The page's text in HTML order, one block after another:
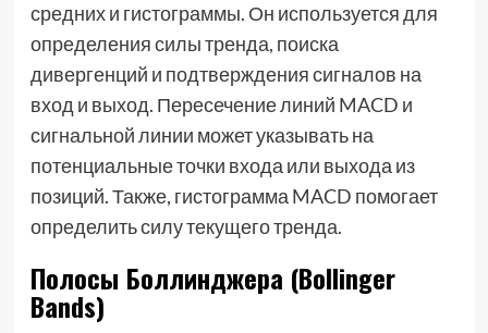
средних и гистограммы. Он используется для
определения силы тренда, поиска
дивергенций и подтверждения сигналов на
вход и выход. Пересечение линий MACD и
сигнальной линии может указывать на
потенциальные точки входа или выхода из
позиций. Также, гистограмма MACD помогает
определить силу текущего тренда.
Полосы Боллинджера (Bollinger
Bands)